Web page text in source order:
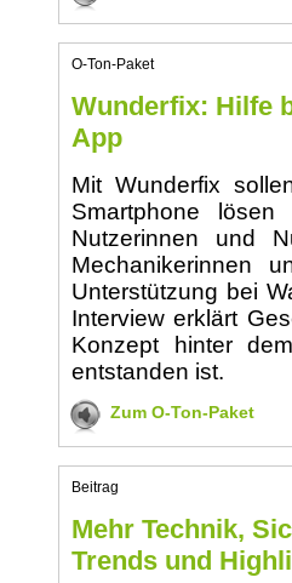
O-Ton-Paket
Wunderfix: Hilfe
App
Mit Wunderfix
Smartphone
Nutzerinnen und
Mechanikerinnen
Unterstützung bei
Interview erklärt
Konzept hinter
entstanden ist.
Zum O-Ton-Paket
Beitrag
Mehr Technik,
Trends und